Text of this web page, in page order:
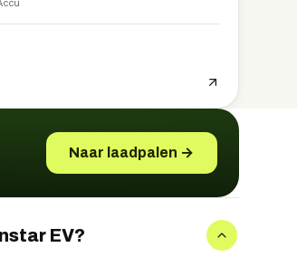
Naar laadpalen →
EV?